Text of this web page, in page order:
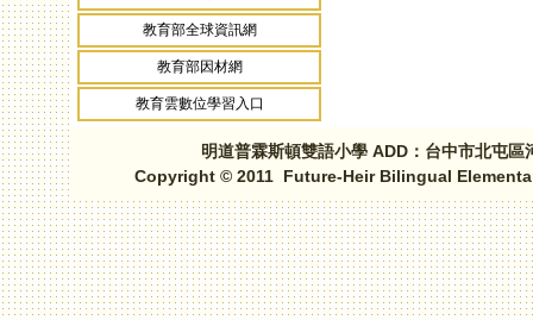
教育部全球資訊網
教育部因材網
教育雲數位學習入口
明道普霖斯頓雙語小學 ADD：台中市北屯
Copyright © 2011 Future-Heir Bilingual